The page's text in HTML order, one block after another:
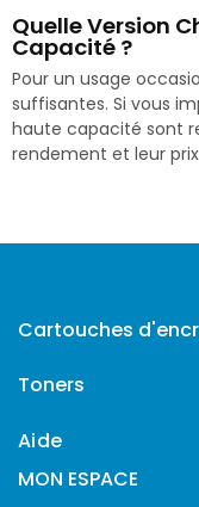
Quelle Version
Capacité ?
Pour un usage
suffisantes. Si vous
haute capacité sont
rendement et leur
Cartouches
Toners
Aide
MON ESPACE